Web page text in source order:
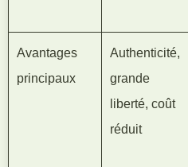
Avantages
principaux
Authenticité,
grande
liberté, coût
réduit